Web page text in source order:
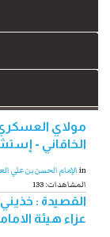
مولاي العسكري
الخاقاني -
inالإمام الحسن بن علي
133 :المشاهدات
القصيدة :
عزاء هيئة